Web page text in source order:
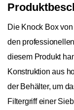
Die Knock Box
den
diesem Produkt
Konstruktion aus
der Behälter, um
Filtergriff einer